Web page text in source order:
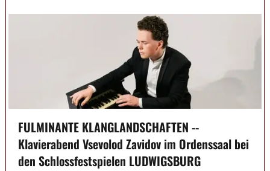
FULMINANTE KLANGLANDSCHAFTEN --
Klavierabend Vsevolod Zavidov im Ordenssaal bei
den Schlossfestspielen LUDWIGSBURG